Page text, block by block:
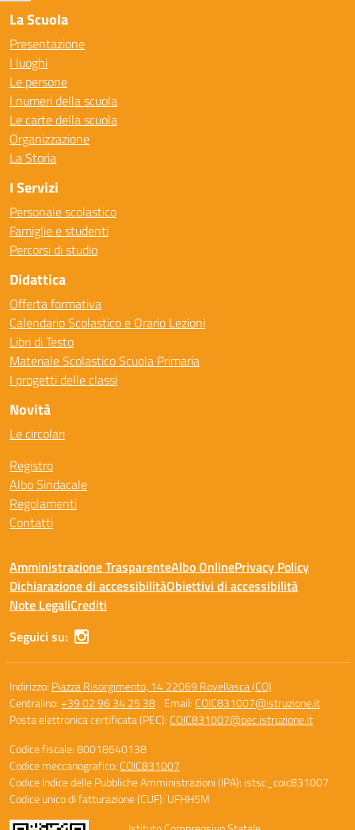
La Scuola
Presentazione
I luoghi
Le persone
I numeri della scuola
Le carte della scuola
Organizzazione
La Storia
I Servizi
Personale scolastico
Famiglie e studenti
Percorsi di studio
Didattica
Offerta formativa
Calendario Scolastico e Orario Lezioni
Libri di Testo
Materiale Scolastico Scuola Primaria
I progetti delle classi
Novità
Le circolari
Registro
Albo Sindacale
Regolamenti
Contatti
Amministrazione TrasparenteAlbo OnlinePrivacy Policy
Dichiarazione di accessibilitàObiettivi di accessibilità
Note LegaliCrediti
Seguici su:
Indirizzo: Piazza Risorgimento, 14 22069 Rovellasca (CO)
Centralino:+39 02 96 34 25 38 Email: COIC831007@istruzione.it
Posta elettronica certificata (PEC): COIC831007@pec.istruzione.it
Codice fiscale: 80018640138
Codice meccanografico: COIC831007
Codice Indice delle Pubbliche Amministrazioni (IPA): istsc_coic831007
Codice unico di fatturazione (CUF): UFHH5M